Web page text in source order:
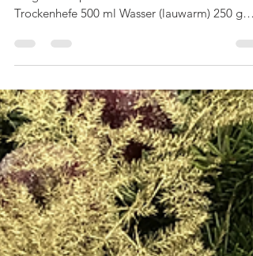
8. Feb. 2021
1 Min. Lesezeit
Körniges Roggenbrot
Originalrezept von Runin . Zutaten: 1 Pck.
Trockenhefe 500 ml Wasser (lauwarm) 250 g
Weizenvollkornmehl...